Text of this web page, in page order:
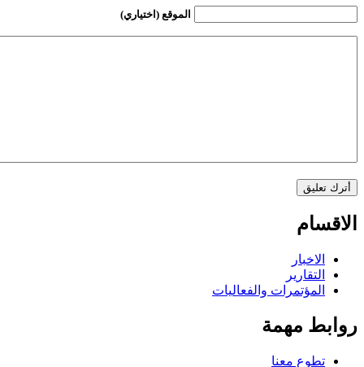
الموقع (اختياري)
الاقسام
الاخبار
التقارير
المؤتمرات والفعاليات
روابط مهمة
تطوع معنا